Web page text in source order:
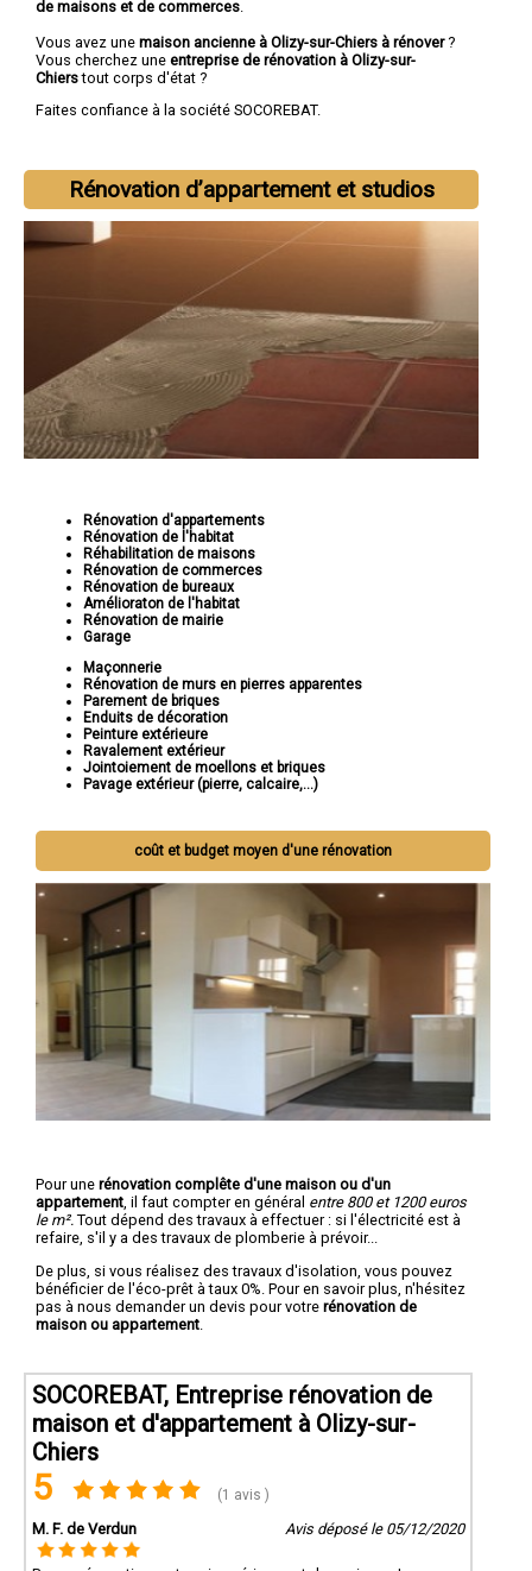
de maisons et de commerces
Vous avez une maison ancienne à Olizy-sur-Chiers à rénover?
Vous cherchez une entreprise de rénovation à Olizy-sur-
Chierstout corps d'état ?
Faites confiance à la société SOCOREBAT.
Rénovation d’appartement et studios
Rénovation d'appartements
Rénovation de l'habitat
Réhabilitation de maisons
Rénovation de commerces
Rénovation de bureaux
Amélioraton de l'habitat
Rénovation de mairie
Garage
Maçonnerie
Rénovation de murs en pierres apparentes
Parement de briques
Enduits de décoration
Peinture extérieure
Ravalement extérieur
Jointoiement de moellons et briques
Pavage extérieur (pierre, calcaire,...)
coût et budget moyen d'une rénovation
Pour une rénovation complête d'une maison ou d'un
appartement , il faut compter en général entre 800 et 1200 euros
le m². Tout dépend des travaux à effectuer : si l'électricité est à
refaire, s'il y a des travaux de plomberie à prévoir...
De plus, si vous réalisez des travaux d'isolation, vous pouvez
bénéficier de l'éco-prêt à taux 0%. Pour en savoir plus, n'hésitez
pas à nous demander un devis pour votre rénovation de
maison ou appartement
SOCOREBAT, Entreprise rénovation de
maison et d'appartement à Olizy-sur-
Chiers
5 (1 avis )
M. F. de Verdun Avis déposé le 05/12/2020